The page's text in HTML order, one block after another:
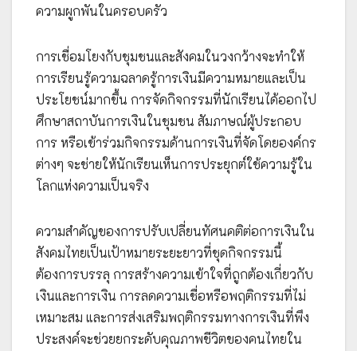
ความผูกพันในครอบครัว
การเชื่อมโยงกับชุมชนและสังคมในวงกว้างจะทำให้
การเรียนรู้ความฉลาดรู้การเงินมีความหมายและเป็น
ประโยชน์มากขึ้น การจัดกิจกรรมที่นักเรียนได้ออกไป
ศึกษาสถาบันการเงินในชุมชน สัมภาษณ์ผู้ประกอบ
การ หรือเข้าร่วมกิจกรรมด้านการเงินที่จัดโดยองค์กร
ต่างๆ จะช่ายให้นักเรียนเห็นการประยุกต์ใช้ความรู้ใน
โลกแห่งความเป็นจริง
ความสำคัญของการปรับเปลี่ยนทัศนคติต่อการเงินใน
สังคมไทยเป็นเป้าหมายระยะยาวที่ชุดกิจกรรมนี้
ต้องการบรรลุ การสร้างความเข้าใจที่ถูกต้องเกี่ยวกับ
เงินและการเงิน การลดความเชื่อหรือพฤติกรรมที่ไม่
เหมาะสม และการส่งเสริมพฤติกรรมทางการเงินที่พึง
ประสงค์จะช่วยยกระดับคุณภาพชีวิตของคนไทยใน